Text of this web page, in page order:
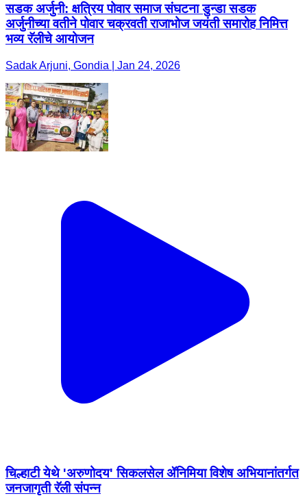
सडक अर्जुनी: क्षत्रिय पोवार समाज संघटना डुन्डा सडक
अर्जुनीच्या वतीने पोवार चक्रवती राजाभोज जयंती समारोह निमित्त
भव्य रॅलीचे आयोजन
Sadak Arjuni, Gondia | Jan 24, 2026
चिल्हाटी येथे 'अरुणोदय' सिकलसेल ॲनिमिया विशेष अभियानांतर्गत
जनजागृती रॅली संपन्न